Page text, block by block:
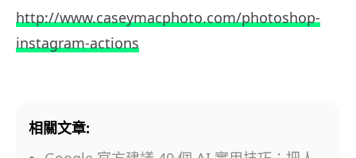
http://www.caseymacphoto.com/photoshop-
instagram-actions
相關文章: